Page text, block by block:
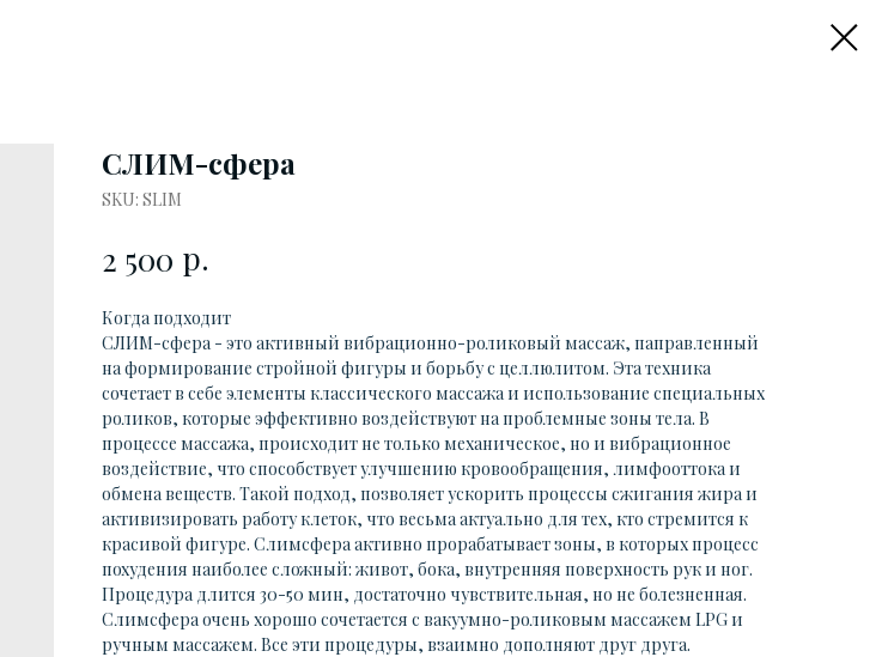
СЛИМ-сфера
SKU: SLIM
2 500 р.
Когда подходит
СЛИМ-сфера - это активный вибрационно-роликовый массаж, паправленный
на формирование стройной фигуры и борьбу с целлюлитом. Эта техника
сочетает в себе элементы классического массажа и использование специальных
роликов, которые эффективно воздействуют на проблемные зоны тела. В
процессе массажа, происходит не только механическое, но и вибрационное
воздействие, что способствует улучшению кровообращения, лимфооттока и
обмена веществ. Такой подход, позволяет ускорить процессы сжигания жира и
активизировать работу клеток, что весьма актуально для тех, кто стремится к
красивой фигуре. Слимсфера активно прорабатывает зоны, в которых процесс
похудения наиболее сложный: живот, бока, внутренняя поверхность рук и ног.
Процедура длится 30-50 мин, достаточно чувствительная, но не болезненная.
Слимсфера очень хорошо сочетается с вакуумно-роликовым массажем LPG и
ручным массажем. Все эти процедуры, взаимно дополняют друг друга.